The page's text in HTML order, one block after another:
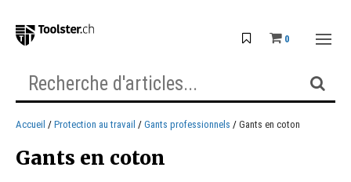
0
Accueil Protection au travail Gants professionnels Gants en coton
Gants en coton